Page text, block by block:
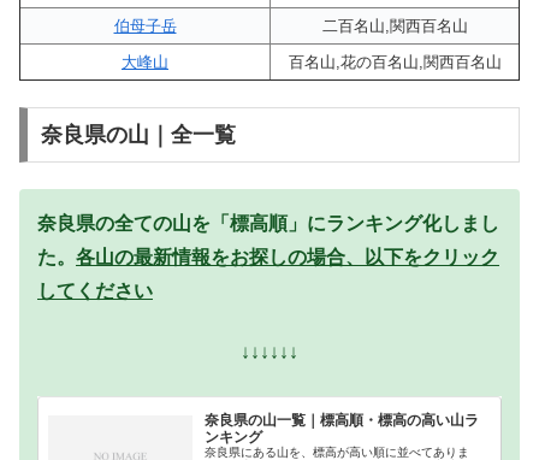
伯母子岳
二百名山,関西百名山
大峰山
百名山,花の百名山,関西百名山
奈良県の山｜全一覧
奈良県の全ての山を「標高順」にランキング化しまし
た。 各山の最新情報をお探しの場合、以下をクリック
してください
↓↓↓↓↓↓
奈良県の山一覧｜標高順・標高の高い山ラ
ンキング
奈良県にある山を、標高が高い順に並べてありま